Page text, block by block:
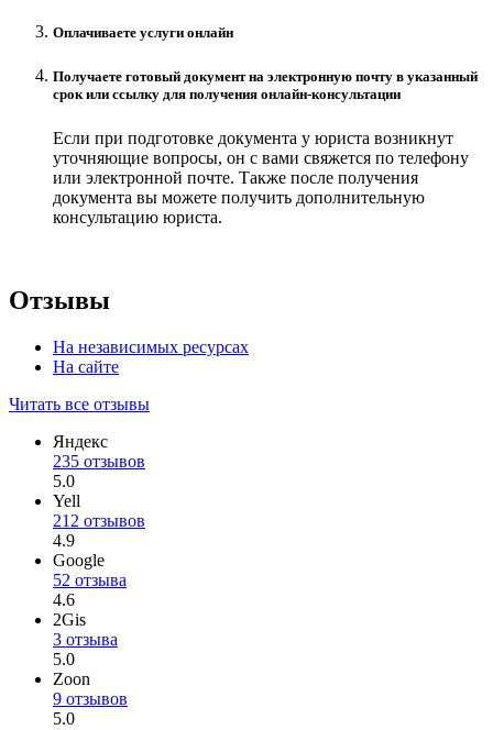
Оплачиваете услуги онлайн
Получаете готовый документ на электронную почту в указанный
срок или ссылку для получения онлайн-консультации
Если при подготовке документа у юриста возникнут
уточняющие вопросы, он с вами свяжется по телефону
или электронной почте. Также после получения
документа вы можете получить дополнительную
консультацию юриста.
Отзывы
На независимых ресурсах
На сайте
Читать все отзывы
Яндекс
235 отзывов
5.0
Yell
212 отзывов
4.9
Google
52 отзыва
4.6
2Gis
3 отзыва
5.0
Zoon
9 отзывов
5.0